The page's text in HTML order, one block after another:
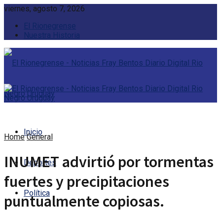
viernes, agosto 7, 2026
El Rionegrense
Nuestra Historia
Inicio
Deportes
Política
Home General
INUMET advirtió por tormentas
fuertes y precipitaciones
puntualmente copiosas.